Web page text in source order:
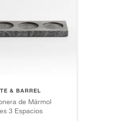
& BARREL
de Mármol
3 Espacios